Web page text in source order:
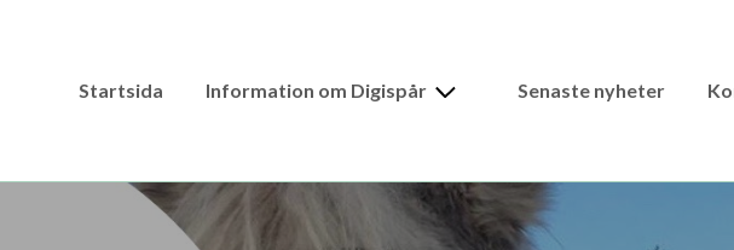
Startsida Information om Digispår Expand
menu
Senaste nyheter